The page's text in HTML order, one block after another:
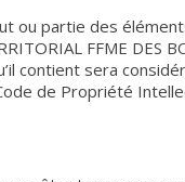
partie des
FFME DES
contient sera
de Propriété